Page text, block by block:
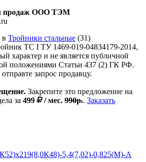
продаж ООО ТЭМ
в Тройники стальные (31)
ТС I ТУ 1469-019-04834179-2014,
характер и не является публичной
положениями Статьи 437 (2) ГК РФ.
запрос продавцу.
Закрепите это предложение на
за 499 / мес. 990р.. Заказать
5,4(7,02)-0,825(М)-А